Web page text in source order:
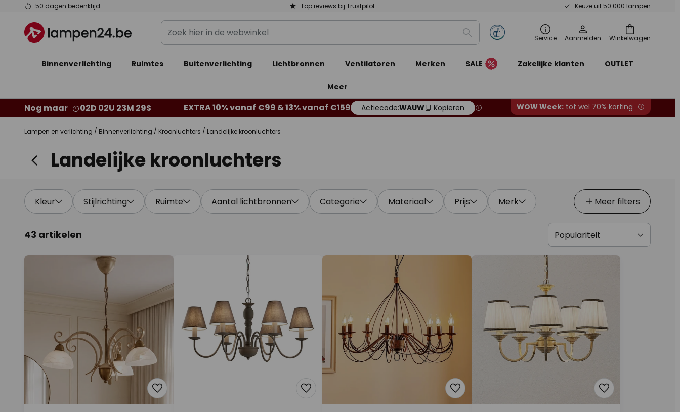
50 dagen bedenktijd Top reviews bij Trustpilot Keuze uit 50.000 lampen
Ga
de
inhoud
Winkelwagen
Zoek
hier
de
Zoeken Service Aanmelden
Binnenverlichting Ruimtes Buitenverlichting Lichtbronnen Ventilatoren Merken SALE Zakelijke klanten OUTLET
Meer
Nog maar 02D 02U 23M 27S EXTRA 10% vanaf €99 & 13% vanaf €159 Actiecode:WAUW Kopiëren WOW Week: tot wel 70% korting
Lampen en verlichting Binnenverlichting Kroonluchters Landelijke kroonluchters
Landelijke kroonluchters
Kleur Stijlrichting Ruimte Aantal lichtbronnen Categorie Materiaal Prijs Merk Meer filters
43 artikelen